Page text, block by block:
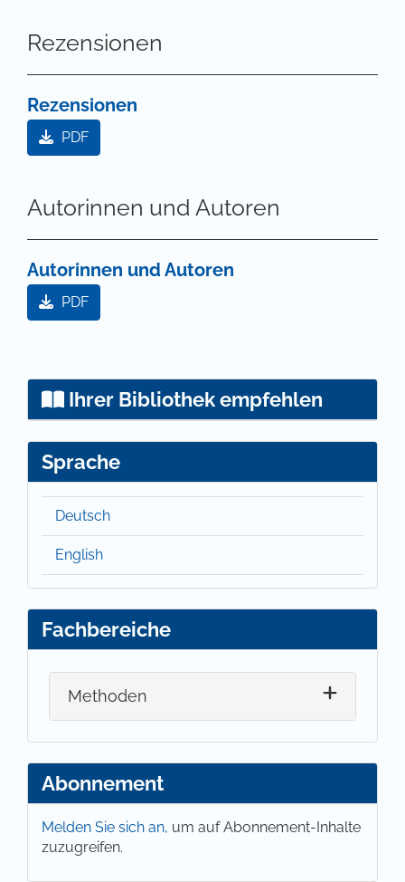
Rezensionen
Rezensionen
PDF
Autorinnen und Autoren
Autorinnen und Autoren
PDF
Ihrer Bibliothek empfehlen
Sprache
Deutsch
English
Fachbereiche
Methoden
Abonnement
Melden Sie sich an, um auf Abonnement-Inhalte
zuzugreifen.